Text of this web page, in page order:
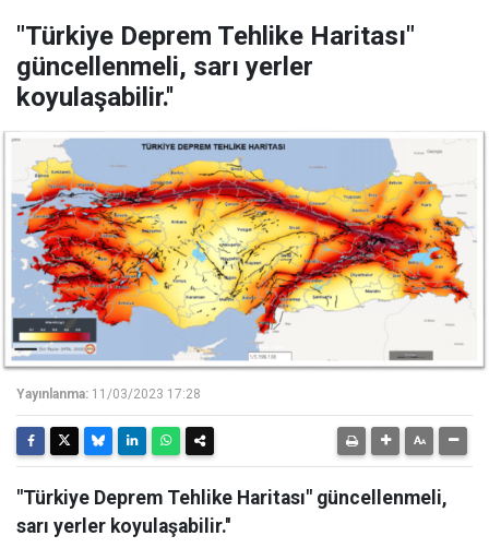
"Türkiye Deprem Tehlike Haritası"
güncellenmeli, sarı yerler
koyulaşabilir.''
Yayınlanma: 11/03/2023 17:28
"Türkiye Deprem Tehlike Haritası" güncellenmeli,
sarı yerler koyulaşabilir.''